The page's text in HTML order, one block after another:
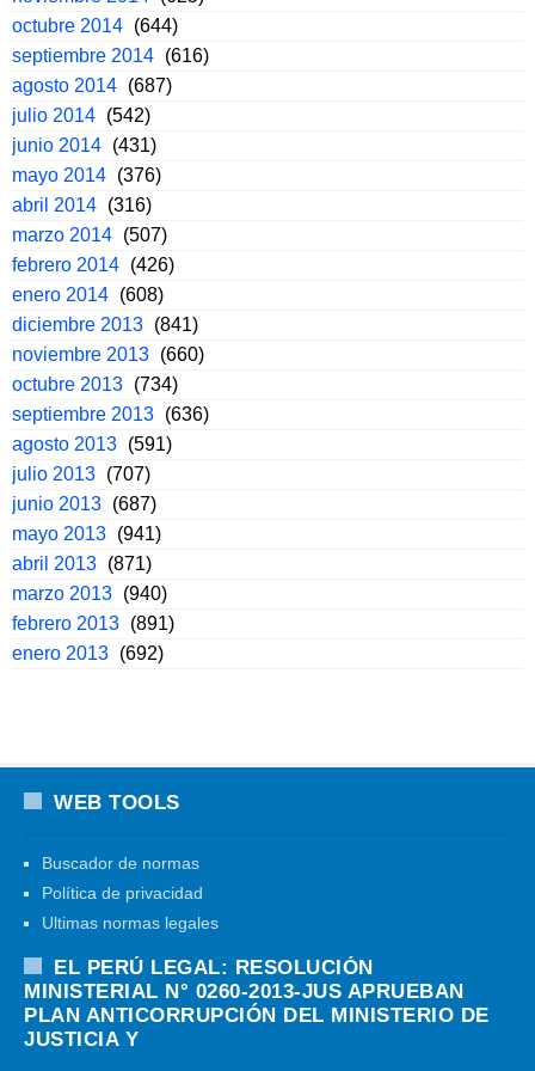
octubre 2014 (644)
septiembre 2014 (616)
agosto 2014 (687)
julio 2014 (542)
junio 2014 (431)
mayo 2014 (376)
abril 2014 (316)
marzo 2014 (507)
febrero 2014 (426)
enero 2014 (608)
diciembre 2013 (841)
noviembre 2013 (660)
octubre 2013 (734)
septiembre 2013 (636)
agosto 2013 (591)
julio 2013 (707)
junio 2013 (687)
mayo 2013 (941)
abril 2013 (871)
marzo 2013 (940)
febrero 2013 (891)
enero 2013 (692)
WEB TOOLS
Buscador de normas
Política de privacidad
Ultimas normas legales
EL PERÚ LEGAL: RESOLUCIÓN
MINISTERIAL N° 0260-2013-JUS APRUEBAN
PLAN ANTICORRUPCIÓN DEL MINISTERIO DE
JUSTICIA Y